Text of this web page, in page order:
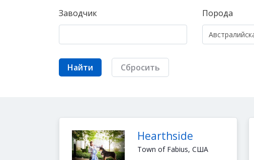
Заводчик Порода
Найти Сбросить
Hearthside
Town of Fabius, США